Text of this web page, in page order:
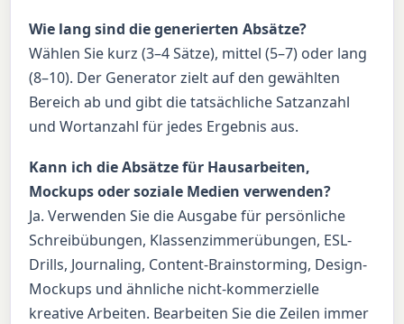
Wie lang sind die generierten Absätze?
Wählen Sie kurz (3–4 Sätze), mittel (5–7) oder lang
(8–10). Der Generator zielt auf den gewählten
Bereich ab und gibt die tatsächliche Satzanzahl
und Wortanzahl für jedes Ergebnis aus.
Kann ich die Absätze für Hausarbeiten,
Mockups oder soziale Medien verwenden?
Ja. Verwenden Sie die Ausgabe für persönliche
Schreibübungen, Klassenzimmerübungen, ESL-
Drills, Journaling, Content-Brainstorming, Design-
Mockups und ähnliche nicht-kommerzielle
kreative Arbeiten. Bearbeiten Sie die Zeilen immer